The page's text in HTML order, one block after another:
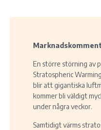
En större störning av
Stratospheric
blir att gigantiska
kommer bli väldigt
under några veckor.
Samtidigt värms